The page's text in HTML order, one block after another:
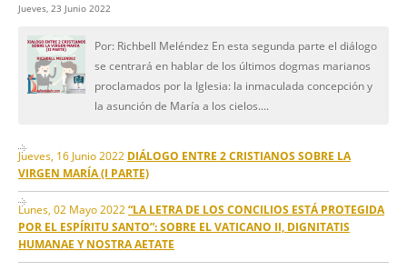
Jueves, 23 Junio 2022
Por: Richbell Meléndez En esta segunda parte el diálogo
se centrará en hablar de los últimos dogmas marianos
proclamados por la Iglesia: la inmaculada concepción y
la asunción de María a los cielos....
Jueves, 16 Junio 2022 DIÁLOGO ENTRE 2 CRISTIANOS SOBRE LA
VIRGEN MARÍA (I PARTE)
Lunes, 02 Mayo 2022 “LA LETRA DE LOS CONCILIOS ESTÁ PROTEGIDA
POR EL ESPÍRITU SANTO”: SOBRE EL VATICANO II, DIGNITATIS
HUMANAE Y NOSTRA AETATE